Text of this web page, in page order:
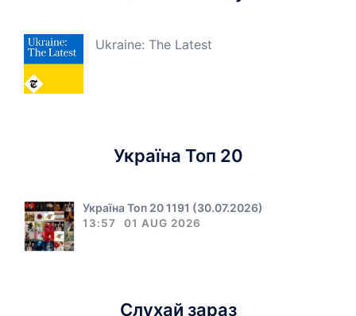
Ukraine: The Latest
Україна Топ 20
Україна Топ 20 1191 (30.07.2026)
13:57 01 AUG 2026
Слухай зараз